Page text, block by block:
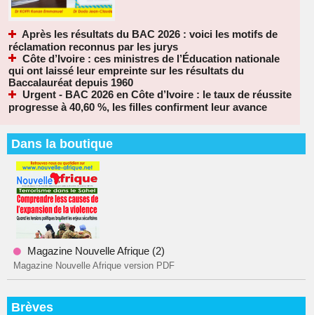
Après les résultats du BAC 2026 : voici les motifs de
réclamation reconnus par les jurys
Côte d’Ivoire : ces ministres de l’Éducation nationale
qui ont laissé leur empreinte sur les résultats du
Baccalauréat depuis 1960
Urgent - BAC 2026 en Côte d’Ivoire : le taux de réussite
progresse à 40,60 %, les filles confirment leur avance
Dans la boutique
Magazine Nouvelle Afrique (2)
Magazine Nouvelle Afrique version PDF
Brèves